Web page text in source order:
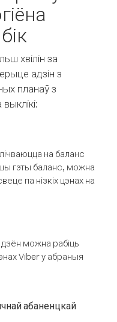
хвілін за
адзін з
планаў з
выклікі:
на баланс
гэты баланс, можна
па нізкіх цэнах на
можна рабіць
Viber у абраныя
абаненцкай